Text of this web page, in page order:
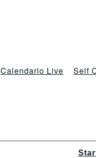
Calendario Live Self